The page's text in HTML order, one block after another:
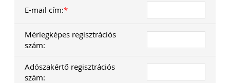
Ár: 4700
Tagoknak: ingyenesen
E-mail cím:*
Mérlegképes regisztrációs
szám:
Adószakértő regisztrációs
szám: